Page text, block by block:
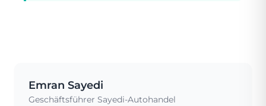
Emran Sayedi
Geschäftsführer Sayedi-Autohandel